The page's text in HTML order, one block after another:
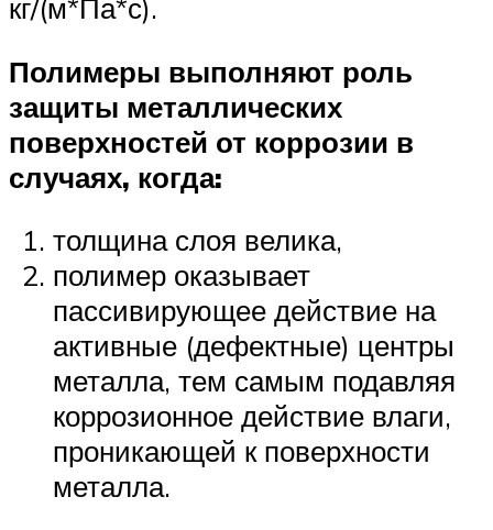
кг/(м*Па*с).
Полимеры выполняют роль
защиты металлических
поверхностей от коррозии в
случаях, когда:
толщина слоя велика,
полимер оказывает
пассивирующее действие на
активные (дефектные) центры
металла, тем самым подавляя
коррозионное действие влаги,
проникающей к поверх­ности
металла.